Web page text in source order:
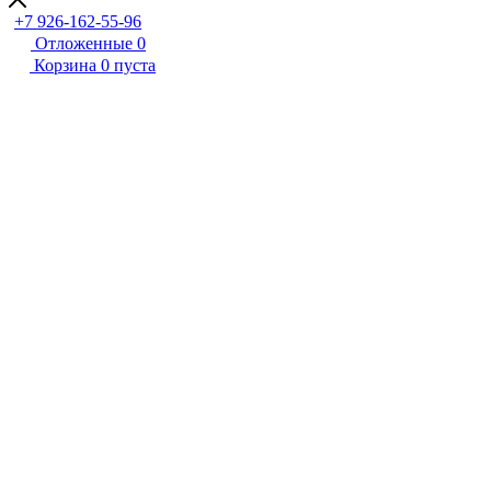
+7 926-162-55-96
Отложенные 0
Корзина 0 пуста